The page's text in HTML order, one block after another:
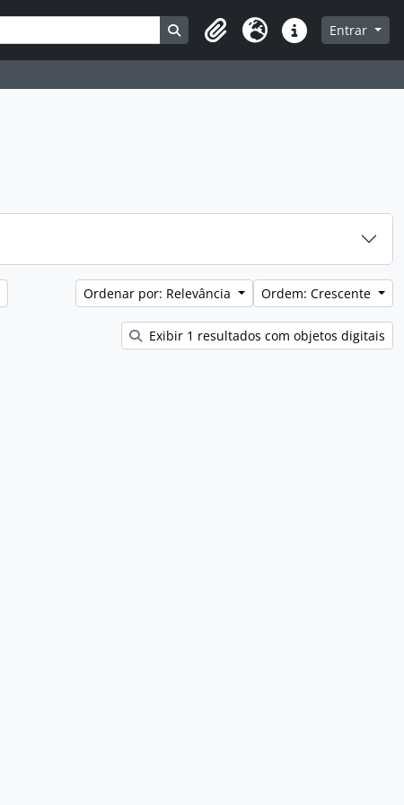
Busque na página de navegação
Clipboard
Idioma Atalhos Entrar
Ordenar por: Relevância Ordem: Crescente
Exibir 1 resultados com objetos digitais